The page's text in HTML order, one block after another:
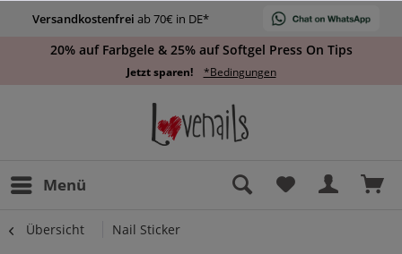
Versandkostenfrei ab 70€ in DE*
20% auf Farbgele & 25% auf Softgel Press On Tips
Jetzt sparen! *Bedingungen
Menü
Übersicht Nail Sticker